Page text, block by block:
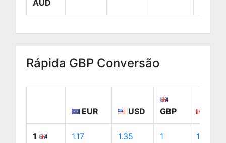
AUD
Rápida GBP Conversão
EUR USD GBP
1
1.17 1.35 1 1.88